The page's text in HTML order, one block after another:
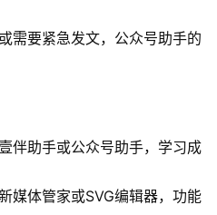
需要紧急发文，公众号助手的
伴助手或公众号助手，学习成
媒体管家或SVG编辑器，功能